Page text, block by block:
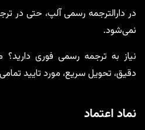
در دارالترجمه رسمی آلپ، حتی در
نمی‌شود.
نیاز به ترجمه رسمی فوری دارید؟
دقیق، تحویل سریع، مورد تایید
نماد اعتماد